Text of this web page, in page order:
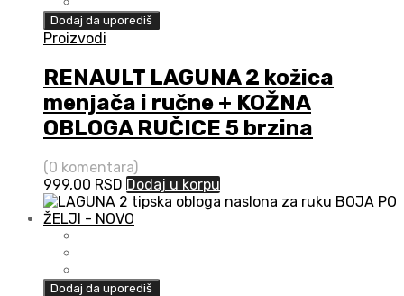
Dodaj da uporediš
Proizvodi
RENAULT LAGUNA 2 kožica
menjača i ručne + KOŽNA
OBLOGA RUČICE 5 brzina
(0 komentara)
999,00 RSD Dodaj u korpu
Dodaj da uporediš